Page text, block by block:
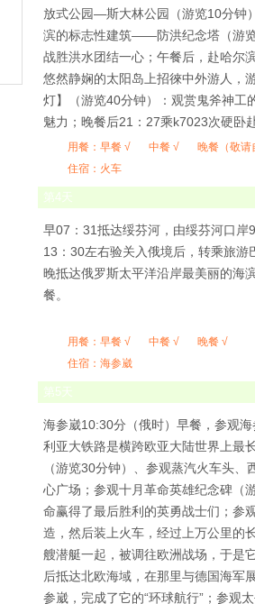
放式公园—斯大林公园（游览10分钟
滨的标志性建筑——防洪纪念塔（游
战胜洪水团结一心；午餐后，赴哈尔
悠然静娴的太阳岛上招徠中外游人，
灯】（游览40分钟）：观赏鬼斧神工
魅力；晚餐后21：27乘k7023次硬卧
用餐： 早餐 √ 中餐 √
晚餐（敬请
住宿：火车
第4天
早07：31抵达绥芬河，由绥芬河口
13：30左右验关入俄境后，转乘旅
晚抵达俄罗斯太平洋沿岸最美丽的海
餐。
用餐： 早餐 √ 中餐 √
晚餐 √
住宿：海参崴
第5天
海参崴10:30分（俄时）早餐，参观
利亚大铁路是横跨欧亚大陆世界上最
（游览30分钟）、参观蒸汽火车头
心广场；参观十月革命英雄纪念碑（
命赢得了最后胜利的英勇战士们；参
造，然后装上火车，经过上万公里的
艘潜艇一起，被调往欧洲战场，于是
后抵达北欧海域，在那里与德国海军
参崴，完成了它的“环球航行”；参观